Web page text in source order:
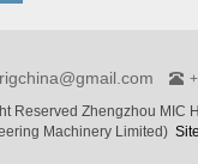
Reserved Zhengzhou MIC
Machinery Limited)